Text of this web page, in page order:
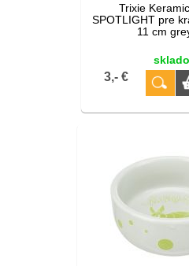
Trixie
SPOTLIGHT pre
11 cm
3,- €